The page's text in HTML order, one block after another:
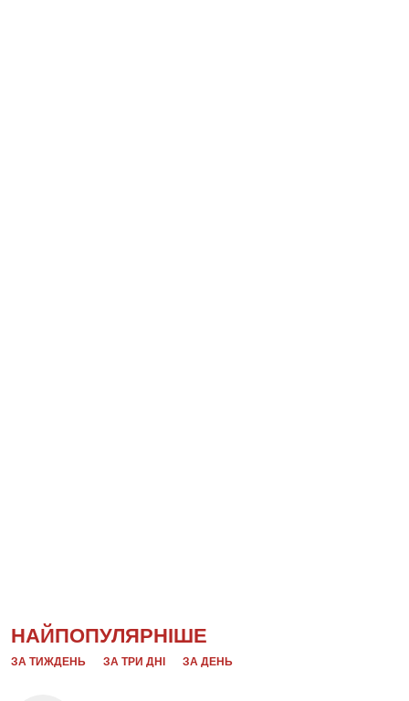
НАЙПОПУЛЯРНІШЕ
ЗА ТИЖДЕНЬ ЗА ТРИ ДНІ ЗА ДЕНЬ